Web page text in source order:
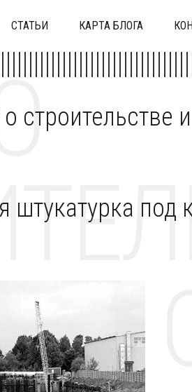
СТАТЬИ КАРТА БЛОГА
строительстве
штукатурка под